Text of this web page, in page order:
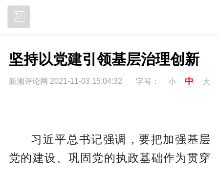
坚持以党建引领基层治理创新
新湘评论网 2021-11-03 15:04:32 字号： 小 中 大
习近平总书记强调，要把加强基层
党的建设、巩固党的执政基础作为贯穿